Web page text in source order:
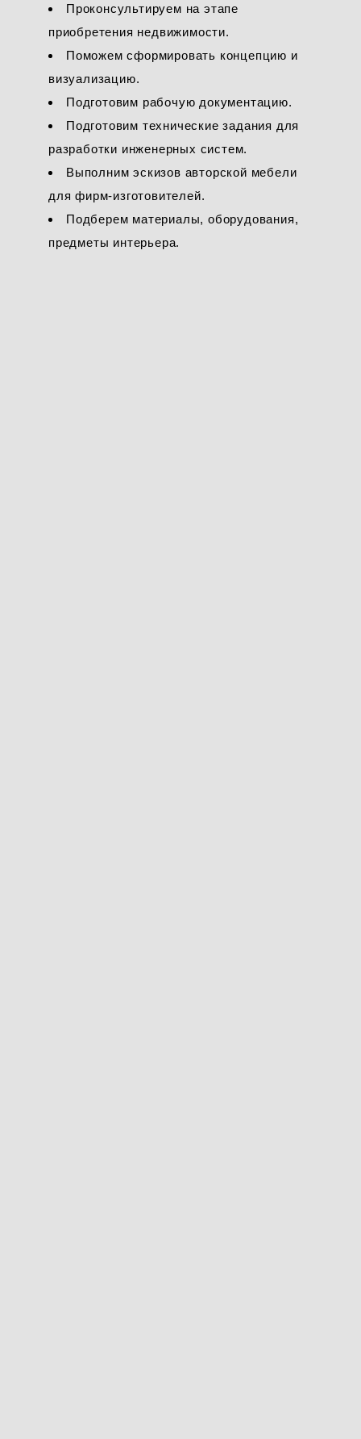
Проконсультируем на этапе
приобретения недвижимости.
Поможем сформировать концепцию и
визуализацию.
Подготовим рабочую документацию.
Подготовим технические задания для
разработки инженерных систем.
Выполним эскизов авторской мебели
для фирм-изготовителей.
Подберем материалы, оборудования,
предметы интерьера.